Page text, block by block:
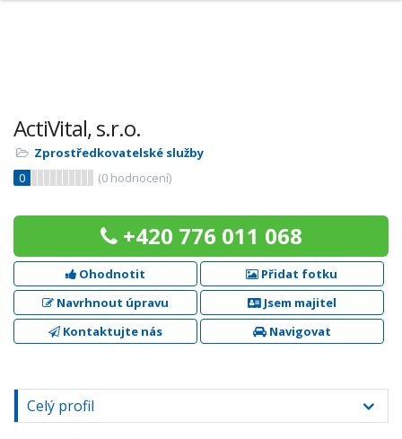
ActiVital, s.r.o.
Zprostředkovatelské služby
0
(0 hodnocení)
+420 776 011 068
Ohodnotit
Přidat fotku
Navrhnout úpravu
Jsem majitel
Kontaktujte nás
Navigovat
Celý profil